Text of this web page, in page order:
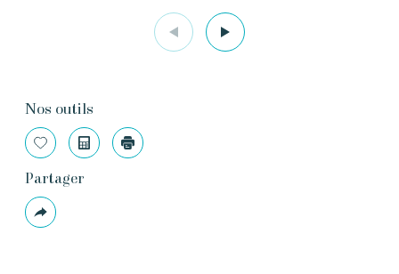
Nos outils
SélectionnerCalculatrice
Imprimer
Partager
Plus
de